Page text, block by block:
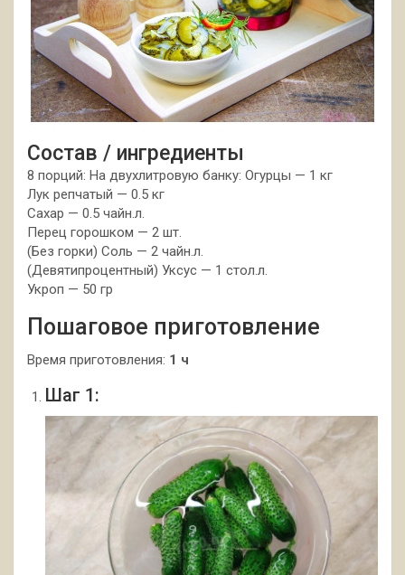
Состав / ингредиенты
8 порций: На двухлитровую банку: Огурцы — 1 кг
Лук репчатый — 0.5 кг
Сахар — 0.5 чайн.л.
Перец горошком — 2 шт.
(Без горки) Соль — 2 чайн.л.
(Девятипроцентный) Уксус — 1 стол.л.
Укроп — 50 гр
Пошаговое приготовление
Время приготовления: 1 ч
Шаг 1: